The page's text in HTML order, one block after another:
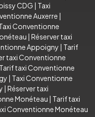
CDG | Taxi
Auxerre |
Conventionne
| Réserver taxi
Appoigny | Tarif
taxi Conventionne
Tarif taxi Conventionne
| Taxi Conventionne
| Réserver taxi
Monéteau | Tarif taxi
Conventionne Monéteau